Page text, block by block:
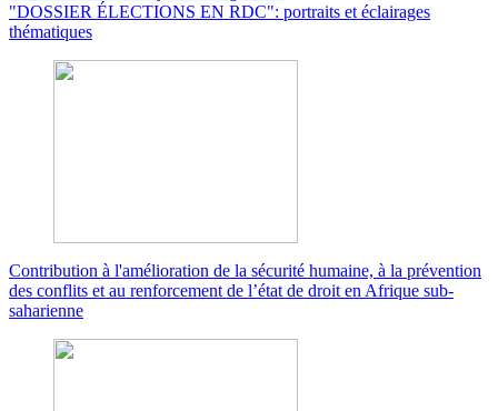
"DOSSIER ÉLECTIONS EN RDC": portraits et éclairages
thématiques
Contribution à l'amélioration de la sécurité humaine, à la prévention
des conflits et au renforcement de l’état de droit en Afrique sub-
saharienne